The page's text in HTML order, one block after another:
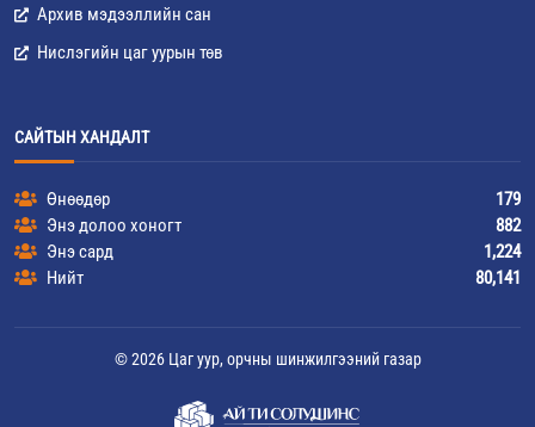
Архив мэдээллийн сан
Нислэгийн цаг уурын төв
САЙТЫН ХАНДАЛТ
Өнөөдөр
179
Энэ долоо хоногт
882
Энэ сард
1,224
Нийт
80,141
© 2026 Цаг уур, орчны шинжилгээний газар